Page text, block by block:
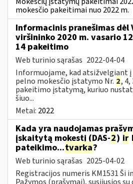
mokesčio pakeitimai nuo 2022 m.
Informacinis pranešimas dėl
viršininko 2020 m. vasario
14 pakeitimo
Web turinio sąrašas 2022-04-04
Informuojame, kad atsižvelgiant į
pelno mokesčio įstatymo Nr. 2,
pakeitimo įstatymą, kuriuo
šiuo...
Metai: 2022
Kada yra naudojamas
įskaitytą mokestį (DAS-2) ir
pateikimo...tvarka?
Web turinio sąrašas 2025-04-02
Registracijos numeris KM1531 Ši
Pažymos (prašymai), susijusios su